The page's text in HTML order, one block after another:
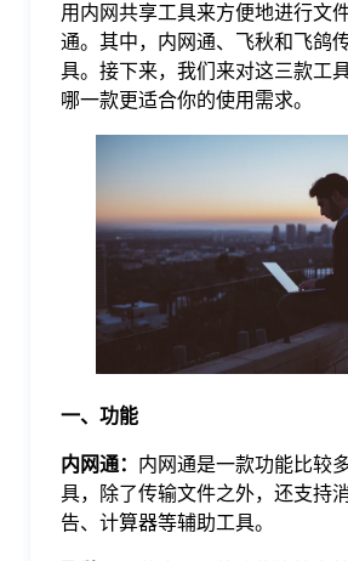
格
用内网共享工具来方便地进行文
通。其中，内网通、飞秋和飞鸽
具。接下来，我们来对这三款工
哪一款更适合你的使用需求。
一、功能
内网通： 内网通是一款功能比较
具，除了传输文件之外，还支持
告、计算器等辅助工具。